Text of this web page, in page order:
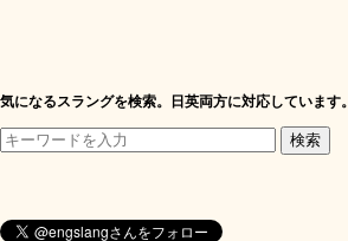
気になるスラングを検索。日英両方に対応しています。